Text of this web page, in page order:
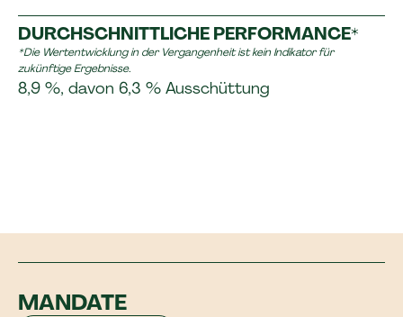
DURCHSCHNITTLICHE PERFORMANCE*
*Die Wertentwicklung in der Vergangenheit ist kein Indikator für
zukünftige Ergebnisse.
8,9 %, davon 6,3 % Ausschüttung
MANDATE